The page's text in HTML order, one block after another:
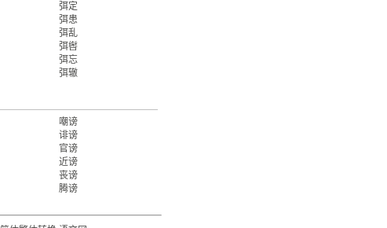
弭定
弭患
弭乱
弭辔
弭忘
弭辙
嘲谤
诽谤
官谤
近谤
丧谤
腾谤